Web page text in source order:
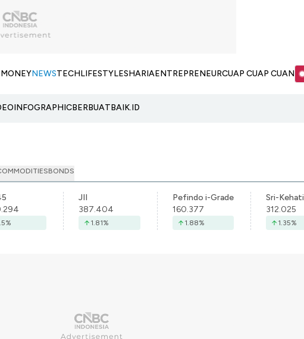
NEWSTECHLIFESTYLESHARIAENTREPRENEURCUAP CUAP CUAN
INFOGRAPHICBERBUATBAIK.ID
BONDS
%
JII
387.404
1.81%
Pefindo i-Grade
160.377
1.88%
Sri-Kehati
312.025
1.35%